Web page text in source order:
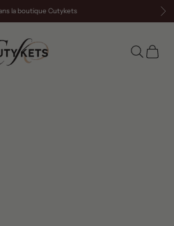
la boutique Cutykets
Panier